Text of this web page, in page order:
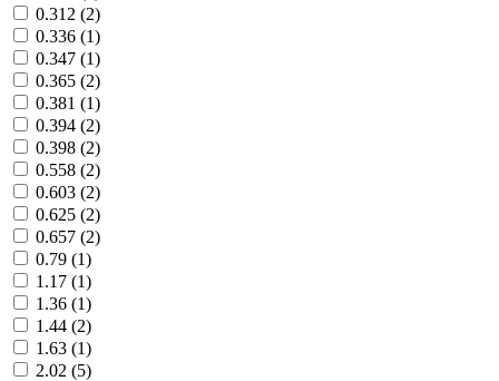
0.312 (2)
0.336 (1)
0.347 (1)
0.365 (2)
0.381 (1)
0.394 (2)
0.398 (2)
0.558 (2)
0.603 (2)
0.625 (2)
0.657 (2)
0.79 (1)
1.17 (1)
1.36 (1)
1.44 (2)
1.63 (1)
2.02 (5)